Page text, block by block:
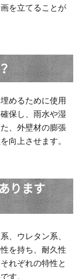
を立てることが
めるために使用
保し、雨水や湿
、外壁材の膨張
向上させます。
ります
、ウレタン系、
を持ち、耐久性
れぞれの特性と
す。